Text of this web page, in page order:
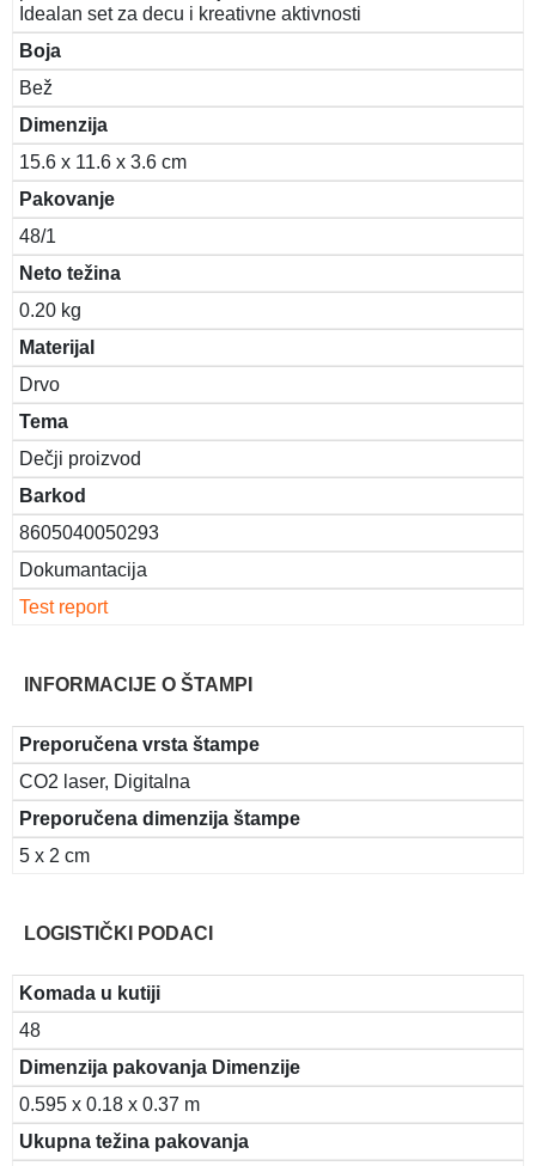
Idealan set za decu i kreativne aktivnosti
Boja
Bež
Dimenzija
15.6 x 11.6 x 3.6 cm
Pakovanje
48/1
Neto težina
0.20 kg
Materijal
Drvo
Tema
Dečji proizvod
Barkod
8605040050293
Dokumantacija
Test report
INFORMACIJE O ŠTAMPI
Preporučena vrsta štampe
CO2 laser, Digitalna
Preporučena dimenzija štampe
5 x 2 cm
LOGISTIČKI PODACI
Komada u kutiji
48
Dimenzija pakovanja Dimenzije
0.595 x 0.18 x 0.37 m
Ukupna težina pakovanja